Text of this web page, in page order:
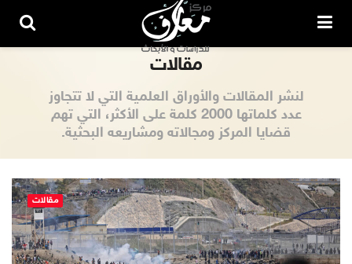
مقالات
لنشر المقالات والأوراق العلمية التي لا تتجاوز
عدد كلماتها 2000 كلمة على الأكثر، التي تهم
قضايا المركز ومجالاته ومشاريعه البحثية.
مقالات